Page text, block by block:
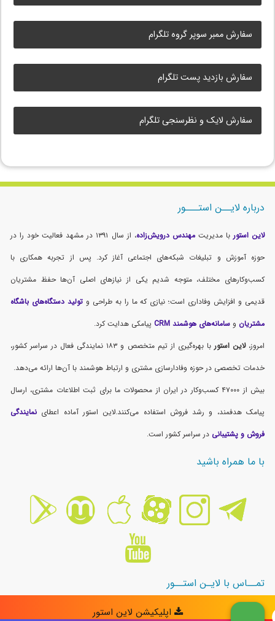
سفارش ممبر سوپر گروه تلگرام
سفارش بازدید پست تلگرام
سفارش لایک و نظرسنجی تلگرام